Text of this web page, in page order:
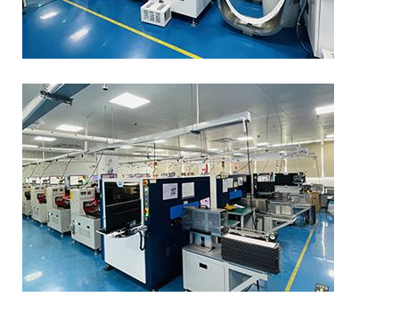
Hinterlass eine Nachricht